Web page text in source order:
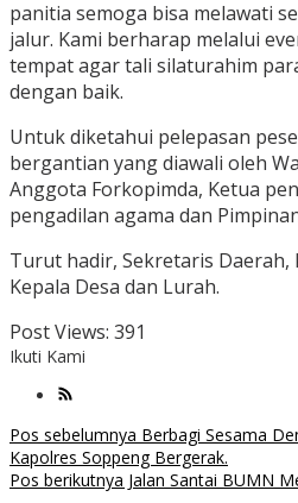
panitia semoga bisa melawati
jalur. Kami berharap melalui
tempat agar tali silaturahim
dengan baik.
Untuk diketahui pelepasan
bergantian yang diawali oleh
Anggota Forkopimda, Ketua
pengadilan agama dan
Turut hadir, Sekretaris Daerah,
Kepala Desa dan Lurah.
Post Views: 391
Ikuti Kami
Navigasi
pos
Pos sebelumnya Berbagi Sesama
Kapolres Soppeng Bergerak.
Pos berikutnya Jalan Santai BUMN